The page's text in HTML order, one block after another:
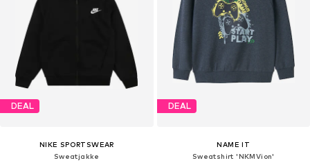
DEAL
NIKE SPORTSWEAR
Sweatjakke
DEAL
NAME IT
Sweatshirt 'NKMVion'